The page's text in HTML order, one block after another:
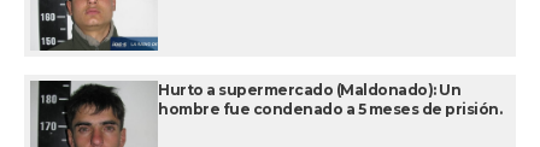
Hurto a supermercado (Maldonado): Un
hombre fue condenado a 5 meses de prisión.